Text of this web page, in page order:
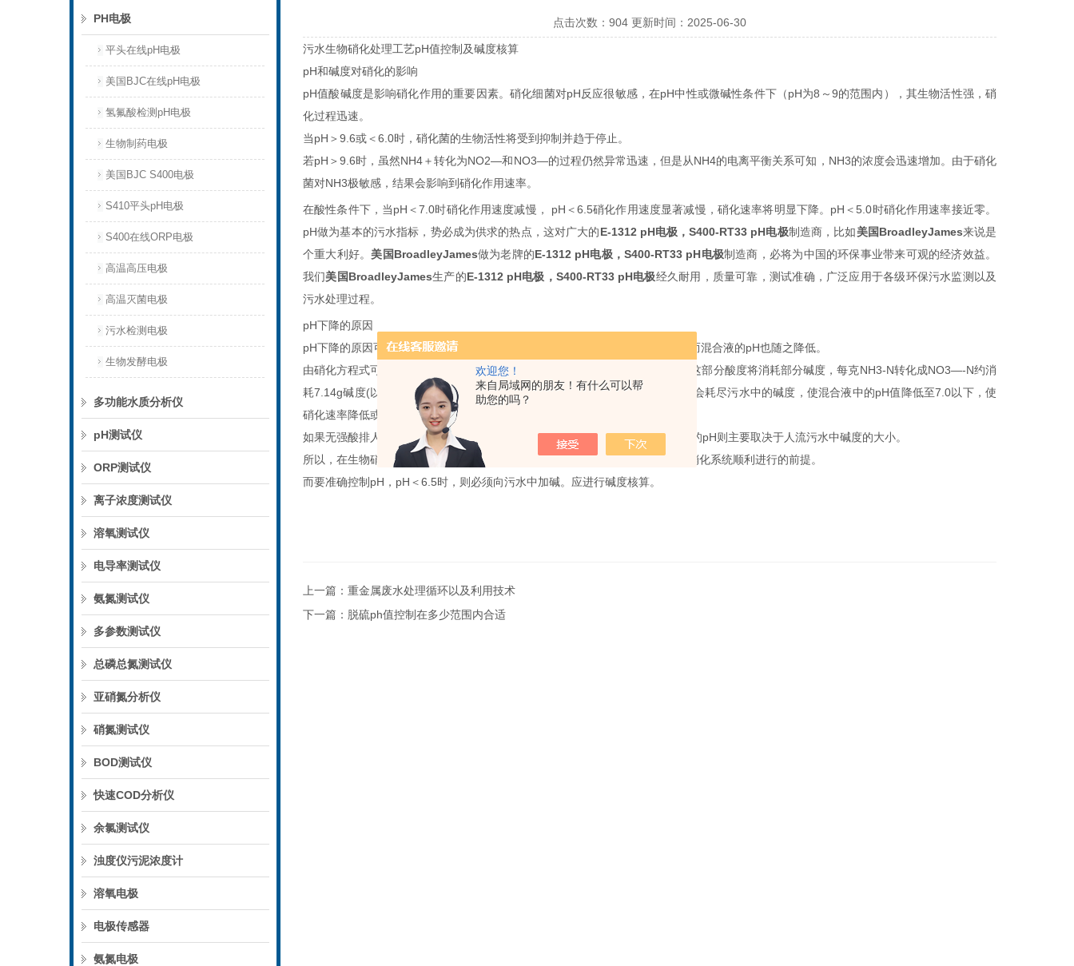
欢迎您！
来自局域网的朋友！有什么可以帮
助您的吗？
PH电极
平头在线pH电极
美国BJC在线pH电极
氢氟酸检测pH电极
生物制药电极
美国BJC S400电极
S410平头pH电极
S400在线ORP电极
高温高压电极
高温灭菌电极
污水检测电极
生物发酵电极
多功能水质分析仪
pH测试仪
ORP测试仪
离子浓度测试仪
溶氧测试仪
电导率测试仪
氨氮测试仪
多参数测试仪
总磷总氮测试仪
亚硝氮分析仪
硝氮测试仪
BOD测试仪
快速COD分析仪
余氯测试仪
浊度仪污泥浓度计
溶氧电极
电极传感器
氨氮电极
点击次数：904 更新时间：2025-06-30
污水生物硝化处理工艺pH值控制及碱度核算
pH和碱度对硝化的影响
pH值酸碱度是影响硝化作用的重要因素。硝化细菌对pH反应很敏感，在pH中性或微碱性条件下（pH为8 ～9的范围内），其生物活性强，硝
化过程迅速。
当pH ＞9.6或＜6.0时，硝化菌的生物活性将受到抑制并趋于停止。
若pH ＞9.6时，虽然NH4＋转化为NO2—和NO3—的过程仍然异常迅速，但是从NH4的电离平衡关系可知， NH3的浓度会迅速增加。由于硝化
菌对NH3极敏感，结果会影响到硝化作用速率。
在酸性条件下，当pH ＜7.0时硝化作用速度减慢， pH ＜6.5硝化作用速度显著减慢，硝化速率将明显下降。 pH ＜5.0时硝化作用速率接近零。
pH做为基本的污水指标 ， 势必成为供求的热点， 这对广大的E-1312 pH电极 ，S400-RT33 pH电极制造商，比如美国BroadleyJames来说是
个重大利好。美国BroadleyJames做为老牌的E-1312 pH电极，S400-RT33 pH电极制造商，必将为中国的环保事业带来可观的经济效益。
我们美国BroadleyJames生产的E-1312 pH电极 ， S400-RT33 pH电极经久耐用，质量可靠，测试准确，广泛应用于各级环保污水监测以及
污水处理过程。
pH下降的原因
pH下降的原因可能有两个，一是进水中有强酸排入，导致人流污水 降低，因而混合液的pH也随之降低。
由硝化方程式可知，随着
被转化成NO3—-N ，这部分酸度将消耗部分碱度，每克NH3-N转化成NO3—-N约消
耗7.14g碱度(以 CaC03计) 。因而当污水中的碱度不足而TKN负荷又较高时，便会耗尽污水中的碱度，使混合液中的pH值降低至7.0以下，使
硝化速率降低或受到抑制。
如果无强酸排人，正常的城市污水应该是偏碱性的，即pH一般都大于7.0，此时的pH则主要取决于人流污水中碱度的大小。
所以，在生物硝化反应器中，应尽量控制混合液 pH＞7.0，制 pH＞7.0，是生物硝化系统顺利进行的前提。
而要准确控制 pH ， pH ＜6.5时，则必须向污水中加碱。应进行碱度核算。
上一篇： 重金属废水处理循环以及利用技术
下一篇： 脱硫ph值控制在多少范围内合适